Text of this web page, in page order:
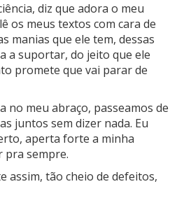
diz que adora o meu
os meus textos com cara de
manias que ele tem, dessas
a suportar, do jeito que ele
promete que vai parar de
no meu abraço, passeamos de
juntos sem dizer nada. Eu
aperta forte a minha
pra sempre.
assim, tão cheio de defeitos,